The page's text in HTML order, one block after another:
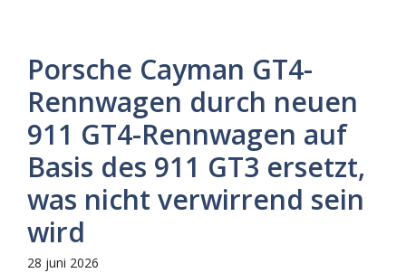
Porsche Cayman GT4-
Rennwagen durch neuen
911 GT4-Rennwagen auf
Basis des 911 GT3 ersetzt,
was nicht verwirrend sein
wird
28 juni 2026